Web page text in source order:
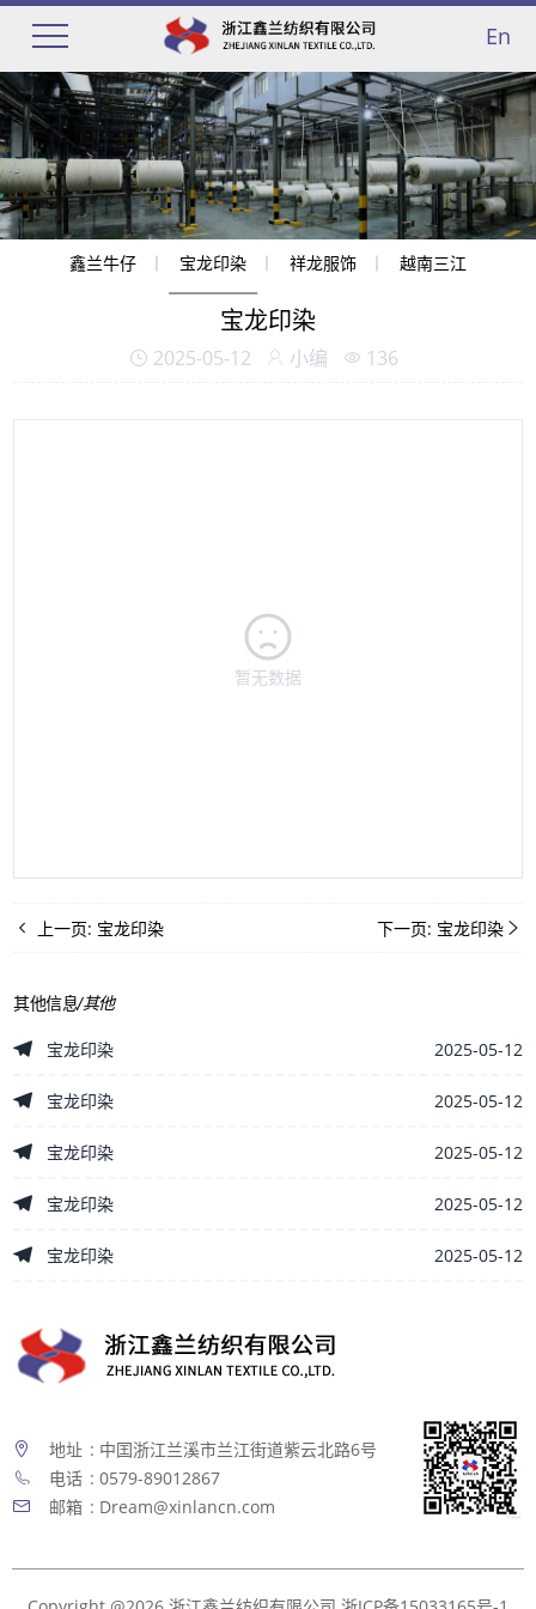
En
鑫兰牛仔 宝龙印染 祥龙服饰 越南三江
宝龙印染
2025-05-12 小编 136
暂无数据
上一页: 宝龙印染 下一页: 宝龙印染
其他信息/其他
宝龙印染 2025-05-12
宝龙印染 2025-05-12
宝龙印染 2025-05-12
宝龙印染 2025-05-12
宝龙印染 2025-05-12
地址 : 中囯浙江兰溪市兰江街道紫云北路6号
电话 : 0579-89012867
邮箱 : Dream@xinlancn.com